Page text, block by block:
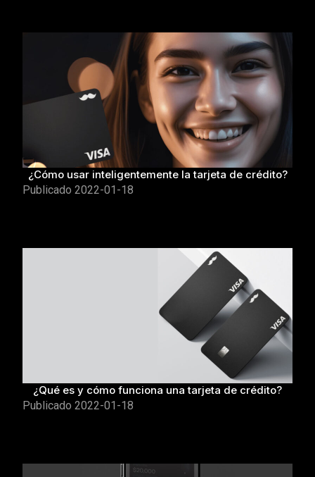
¿Cómo usar inteligentemente la tarjeta de crédito?
Publicado 2022-01-18
¿Qué es y cómo funciona una tarjeta de crédito?
Publicado 2022-01-18